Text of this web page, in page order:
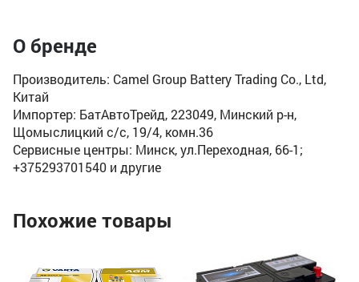
О бренде
Производитель: Camel Group Battery Trading Co., Ltd,
Китай
Импортер: БатАвтоТрейд, 223049, Минский р-н,
Щомыслицкий с/с, 19/4, комн.36
Сервисные центры: Минск, ул.Переходная, 66-1;
+375293701540 и другие
Похожие товары